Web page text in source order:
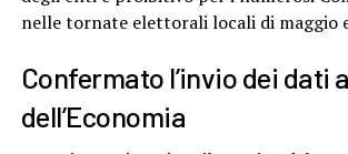
nelle tornate elettorali locali di maggio
Confermato l’invio dei dati
dell’Economia